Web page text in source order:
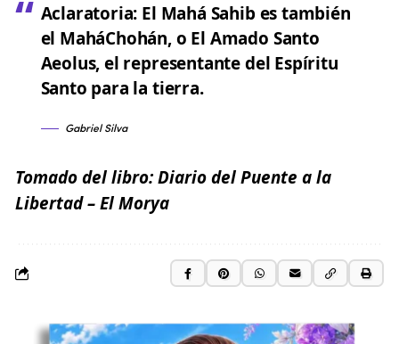
Aclaratoria: El Mahá Sahib es también
el MaháChohán, o El Amado Santo
Aeolus, el representante del Espíritu
Santo para la tierra.
Gabriel Silva
Tomado del libro:Diario del Puente a la
Libertad– El Morya